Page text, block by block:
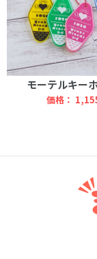
モーテルキー
価格：